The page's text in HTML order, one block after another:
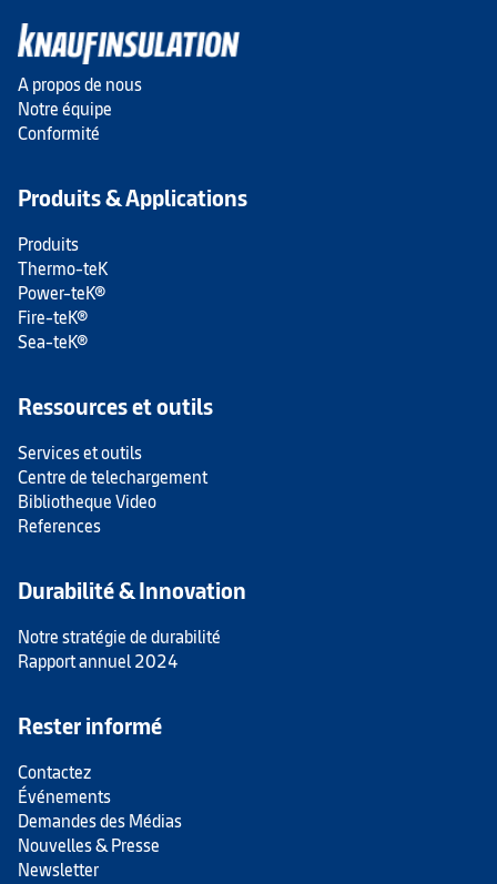
A propos de nous
Notre équipe
Conformité
Produits & Applications
Produits
Thermo-teK
Power-teK®
Fire-teK®
Sea-teK®
Ressources et outils
Services et outils
Centre de telechargement
Bibliotheque Video
References
Durabilité & Innovation
Notre stratégie de durabilité
Rapport annuel 2024
Rester informé
Contactez
Événements
Demandes des Médias
Nouvelles & Presse
Newsletter